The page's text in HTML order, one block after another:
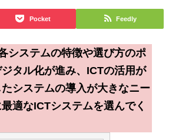
Pocket Feedly
システムの特徴や選び方のポ
タル化が進み、ICTの活用が
システムの導入が大きなニー
適なICTシステムを選んでく